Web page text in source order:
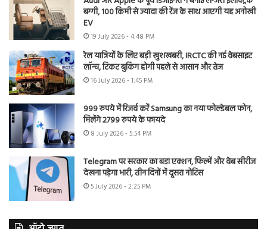
बग्गी, 100 किमी से ज्यादा की रेंज के साथ आएगी यह अनोखी
EV
19 July 2026 - 4:48 PM
रेल यात्रियों के लिए बड़ी खुशखबरी, IRCTC की नई वेबसाइट
लॉन्च, टिकट बुकिंग होगी पहले से आसान और तेज
16 July 2026 - 1:45 PM
999 रुपये में रिजर्व करें Samsung का नया फोल्डेबल फोन,
मिलेंगे 2799 रुपये के फायदे
8 July 2026 - 5:54 PM
Telegram पर सरकार का बड़ा एक्शन, फिल्में और वेब सीरीज
देखना पड़ेगा भारी, तीन दिनों में दूसरा नोटिस
5 July 2026 - 2:25 PM